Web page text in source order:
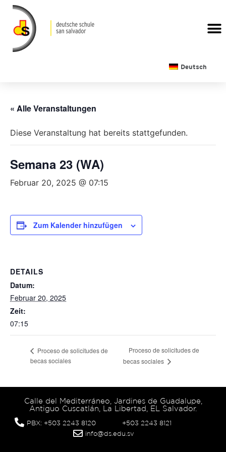
Deutsch
« Alle Veranstaltungen
Diese Veranstaltung hat bereits stattgefunden.
Semana 23 (WA)
Februar 20, 2025 @ 07:15
Zum Kalender hinzufügen
DETAILS
Datum:
Februar 20, 2025
Zeit:
07:15
Proceso de solicitudes de
becas sociales
Proceso de solicitudes de
becas sociales
Calle del Mediterráneo, Jardines de Guadalupe,
Antiguo Cuscatlán, La Libertad, EL Salvador.
PBX: +503 2243 8120
+503 2243 8121
info@ds.edu.sv